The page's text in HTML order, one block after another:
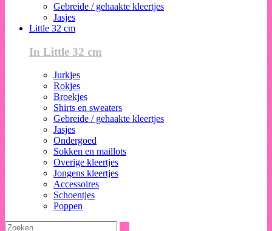
Gebreide / gehaakte kleertjes
Jasjes
Little 32 cm
In Little 32 cm
Jurkjes
Rokjes
Broekjes
Shirts en sweaters
Gebreide / gehaakte kleertjes
Jasjes
Ondergoed
Sokken en maillots
Overige kleertjes
Jongens kleertjes
Accessoires
Schoentjes
Poppen